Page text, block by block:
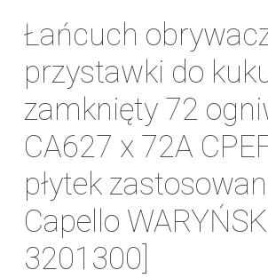
Łańcuch
przystawki do
zamknięty 72
CA627 x 72A
płytek
Capello
3201300]